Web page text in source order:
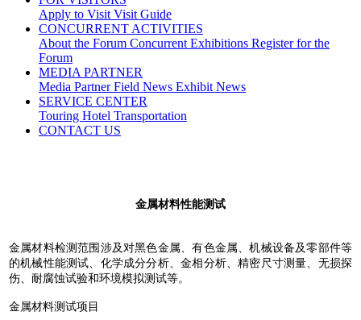
Apply to Visit Visit Guide
CONCURRENT ACTIVITIES
About the Forum Concurrent Exhibitions Register for the
Forum
MEDIA PARTNER
Media PartnerField News Exhibit News
SERVICE CENTER
Touring Hotel Transportation
CONTACT US
金属材料性能测试
金属材料检测范围涉及对黑色金属、有色金属、机械设备及零部件等
的机械性能测试、化学成分分析、金相分析、精密尺寸测量、无损探
伤、耐腐蚀试验和环境模拟测试等。
金属材料测试项目